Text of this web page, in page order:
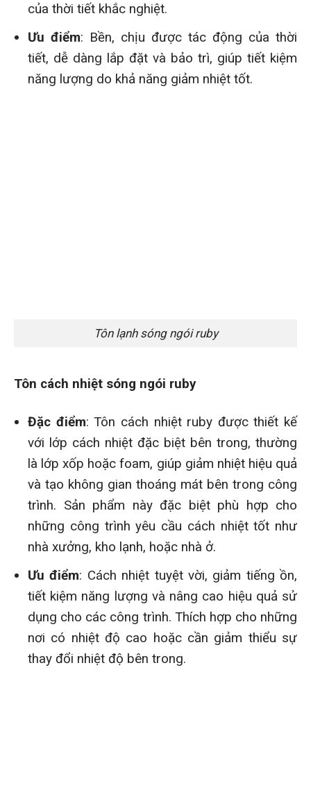
của thời tiết khắc nghiệt.
Ưu điểm: Bền, chịu được tác động của thời
tiết, dễ dàng lắp đặt và bảo trì, giúp tiết kiệm
năng lượng do khả năng giảm nhiệt tốt.
Tôn lạnh sóng ngói ruby
Tôn cách nhiệt sóng ngói ruby
Đặc điểm: Tôn cách nhiệt ruby được thiết kế
với lớp cách nhiệt đặc biệt bên trong, thường
là lớp xốp hoặc foam, giúp giảm nhiệt hiệu quả
và tạo không gian thoáng mát bên trong công
trình. Sản phẩm này đặc biệt phù hợp cho
những công trình yêu cầu cách nhiệt tốt như
nhà xưởng, kho lạnh, hoặc nhà ở.
Ưu điểm: Cách nhiệt tuyệt vời, giảm tiếng ồn,
tiết kiệm năng lượng và nâng cao hiệu quả sử
dụng cho các công trình. Thích hợp cho những
nơi có nhiệt độ cao hoặc cần giảm thiểu sự
thay đổi nhiệt độ bên trong.